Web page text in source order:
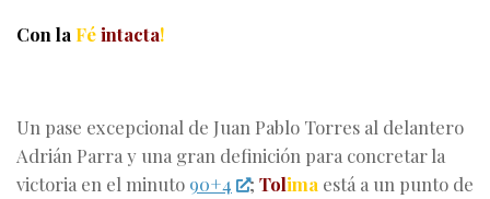
Con la Féintacta!
Un pase excepcional de Juan Pablo Torres al delantero
Adrián Parra y una gran definición para concretar la
victoria en el minuto 90+4 ; Tolima está a un punto de